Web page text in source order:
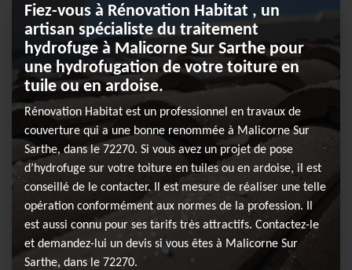
Fiez-vous à Rénovation Habitat , un
artisan spécialiste du traitement
hydrofuge à Malicorne Sur Sarthe pour
une hydrofugation de votre toiture en
tuile ou en ardoise.
Rénovation Habitat est un professionnel en travaux de
couverture qui a une bonne renommée à Malicorne Sur
Sarthe, dans le 72270. Si vous avez un projet de pose
d’hydrofuge sur votre toiture en tuiles ou en ardoise, il est
conseillé de le contacter. Il est mesure de réaliser une telle
opération conformément aux normes de la profession. Il
est aussi connu pour ses tarifs très attractifs. Contactez-le
et demandez-lui un devis si vous êtes à Malicorne Sur
Sarthe, dans le 72270.